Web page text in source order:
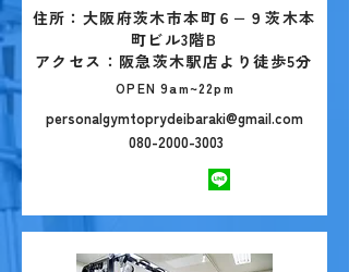
住所：大阪府茨木市本町６−９茨木本
町ビル3階B
アクセス：阪急茨木駅店より徒歩5分
OPEN 9am~22pm
personalgymtoprydeibaraki@gmail.com
080-2000-3003